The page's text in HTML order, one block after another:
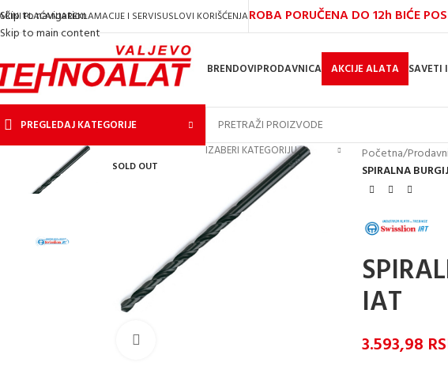
Skip to navigation
Skip to main content
PLAĆANJAREKLAMACIJE I SERVISUSLOVI KORIŠĆENJAROBA PORUČENA DO 12h BIĆE
BRENDOVIPRODAVNICA AKCIJE ALATA SAVETI
PREGLEDAJ KATEGORIJE
IZABERI KATEGORIJU
SOLD OUT
Početna/
SPIRALNA
IAT
3.593,98